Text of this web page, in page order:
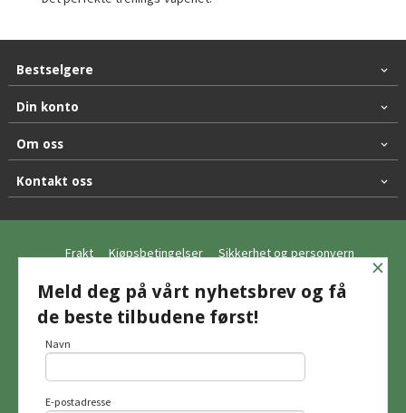
Bestselgere
Din konto
Om oss
Kontakt oss
Frakt Kjøpsbetingelser Sikkerhet og personvern
Nyhetsbrev
© Hagemo Jakt og Friluft AS
×
Meld deg på vårt nyhetsbrev og få
de beste tilbudene først!
Navn
E-postadresse